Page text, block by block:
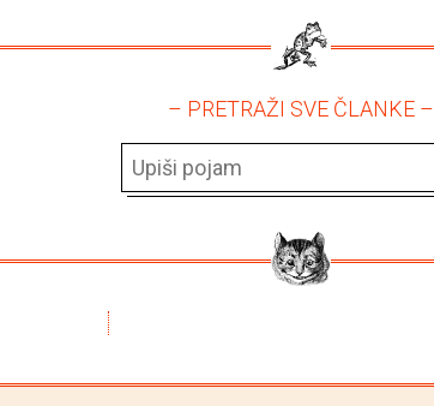
– PRETRAŽI SVE ČLANKE –